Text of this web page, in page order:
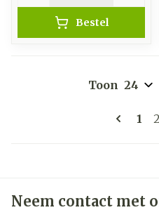
Bestel
U
1 2
Toon
Neem contact met